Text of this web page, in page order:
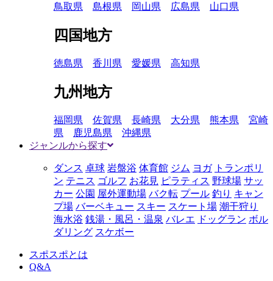
鳥取県 島根県 岡山県 広島県 山口県
四国地方
徳島県 香川県 愛媛県 高知県
九州地方
福岡県 佐賀県 長崎県 大分県 熊本県
宮崎
県
鹿児島県
沖縄県
ジャンルから探す
ダンス 卓球 岩盤浴 体育館 ジム ヨガ トランポリ
ン テニス ゴルフ お花見 ピラティス 野球場 サッ
カー 公園 屋外運動場 バク転 プール 釣り キャン
プ場 バーベキュー スキー スケート場 潮干狩り
海水浴 銭湯・風呂・温泉 バレエ ドッグラン ボル
ダリング スケボー
スポスポとは
Q&A